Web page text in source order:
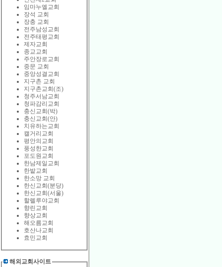
임마누엘교회
장석 교회
장충 교회
전주남성교회
전주태평교회
제자교회
종교교회
주안장로교회
중문 교회
중앙성결교회
지구촌 교회
지구촌교회(조)
청주서남교회
청파감리교회
충신교회(박)
충신교회(안)
치유하는교회
캘거리교회
평안의교회
풍성한교회
포도원교회
한남제일교회
한밭교회
한소망 교회
한신교회(분당)
한신교회(서울)
할렐루야교회
향린교회
향상교회
해오름교회
호산나교회
효민교회
해외교회사이트